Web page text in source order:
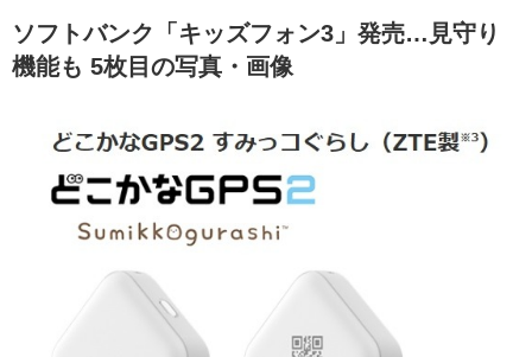
ソフトバンク「キッズフォン3」発売…見守り
機能も 5枚目の写真・画像